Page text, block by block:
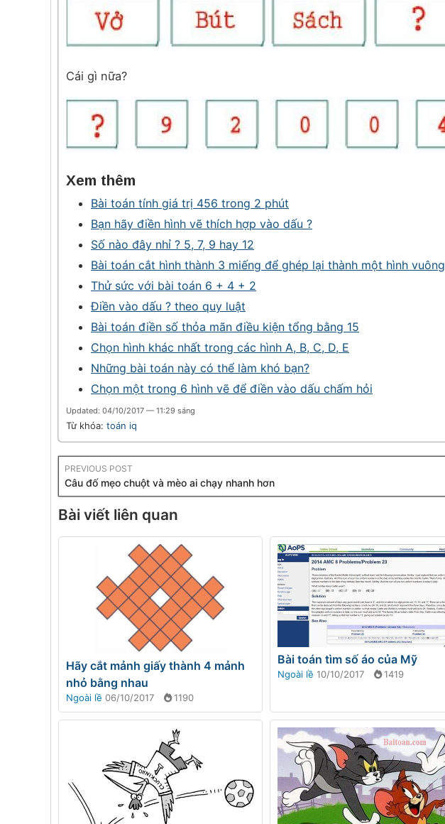
Cái gì nữa?
Xem thêm
Bài toán tính giá trị 456 trong 2 phút
Bạn hãy điền hình vẽ thích hợp vào dấu ?
Số nào đây nhỉ ? 5, 7, 9 hay 12
Bài toán cắt hình thành 3 miếng để ghép lại thành một hình vuông
Thử sức với bài toán 6 + 4 + 2
Điền vào dấu ? theo quy luật
Bài toán điền số thỏa mãn điều kiện tổng bằng 15
Chọn hình khác nhất trong các hình A, B, C, D, E
Những bài toán này có thể làm khó bạn?
Chọn một trong 6 hình vẽ để điền vào dấu chấm hỏi
Updated: 04/10/2017 — 11:29 sáng
Từ khóa: toán iq
PREVIOUS POST
Câu đố mẹo chuột và mèo ai chạy nhanh hơn
Bài viết liên quan
Hãy cắt mảnh giấy thành 4 mảnh
nhỏ bằng nhau
Ngoài lề 06/10/2017 1190
Bài toán tìm số áo của Mỹ
Ngoài lề 10/10/2017 1419